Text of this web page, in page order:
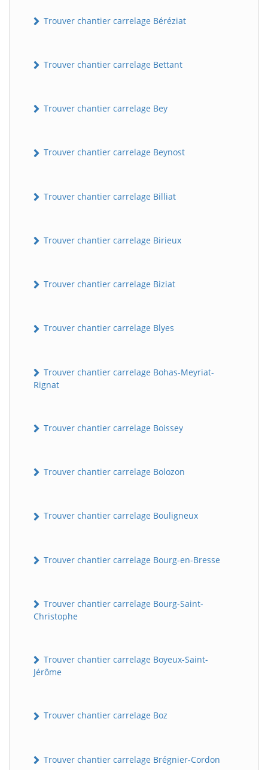
Trouver chantier carrelage Béréziat
Trouver chantier carrelage Bettant
Trouver chantier carrelage Bey
Trouver chantier carrelage Beynost
Trouver chantier carrelage Billiat
Trouver chantier carrelage Birieux
Trouver chantier carrelage Biziat
Trouver chantier carrelage Blyes
Trouver chantier carrelage Bohas-Meyriat-
Rignat
Trouver chantier carrelage Boissey
Trouver chantier carrelage Bolozon
Trouver chantier carrelage Bouligneux
Trouver chantier carrelage Bourg-en-Bresse
Trouver chantier carrelage Bourg-Saint-
Christophe
Trouver chantier carrelage Boyeux-Saint-
Jérôme
Trouver chantier carrelage Boz
Trouver chantier carrelage Brégnier-Cordon